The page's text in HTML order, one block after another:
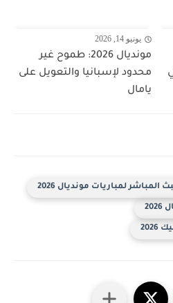
يونيو 14, 2026
مونديال 2026: طموح غير
محدود لإسبانيا والتعويل على
يامال
المباشر لمباريات مونديال 2026